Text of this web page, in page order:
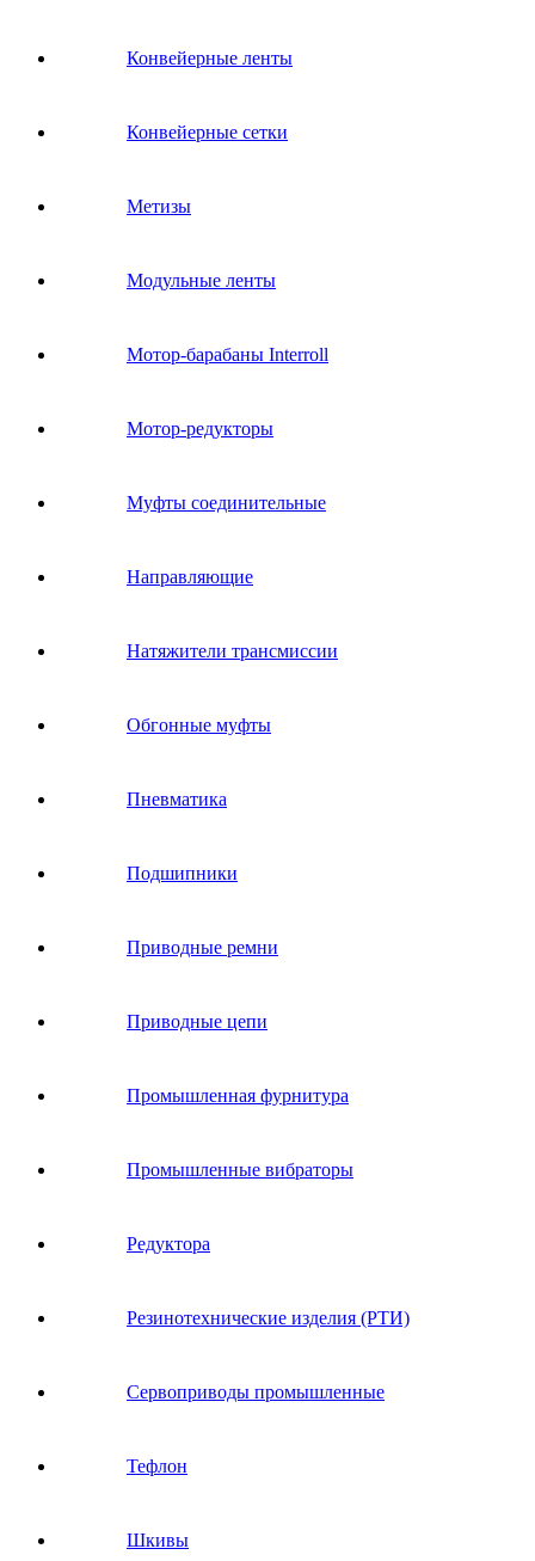
Конвейерные ленты
Конвейерные сетки
Метизы
Модульные ленты
Мотор-барабаны Interroll
Мотор-редукторы
Муфты соединительные
Направляющие
Натяжители трансмиссии
Обгонные муфты
Пневматика
Подшипники
Приводные ремни
Приводные цепи
Промышленная фурнитура
Промышленные вибраторы
Редуктора
Резинотехнические изделия (РТИ)
Сервоприводы промышленные
Тефлон
Шкивы